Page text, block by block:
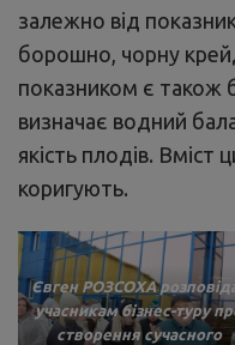
залежно від
борошно, чорну
показником є також
визначає водний
якість плодів. Вміст
коригують.
Євген РОЗСОХА
учасникам бізнес-туру
створення сучасного